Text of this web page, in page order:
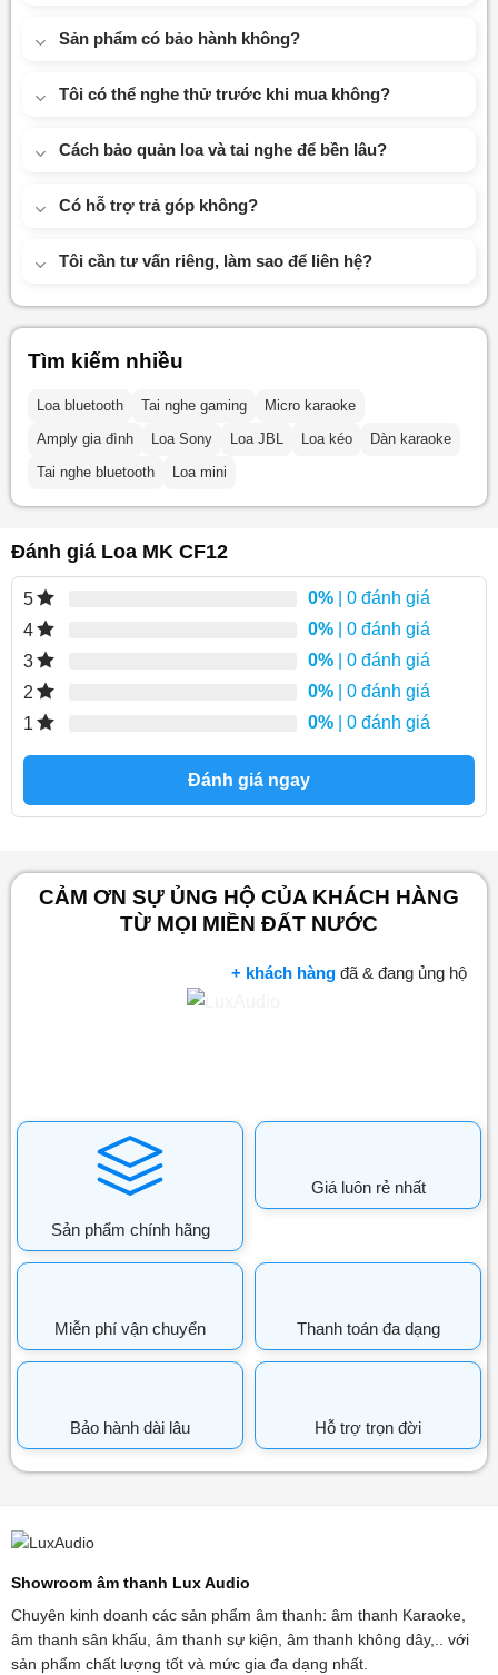
Sản phẩm có bảo hành không?
Tôi có thể nghe thử trước khi mua không?
Cách bảo quản loa và tai nghe để bền lâu?
Có hỗ trợ trả góp không?
Tôi cần tư vấn riêng, làm sao để liên hệ?
Tìm kiếm nhiều
Loa bluetooth Tai nghe gaming
Micro karaoke
Amply gia đình
Loa Sony Loa JBL Loa kéo
Dàn karaoke
Tai nghe bluetooth
Loa mini
Đánh giá Loa MK CF12
5 0% | 0 đánh giá
4
0% | 0 đánh giá
3
0% | 0 đánh giá
2
0% | 0 đánh giá
1
0% | 0 đánh giá
Đánh giá ngay
CẢM ƠN SỰ ỦNG HỘ CỦA KHÁCH HÀNG
TỪ MỌI MIỀN ĐẤT NƯỚC
+ khách hàng đã & đang ủng hộ
Sản phẩm chính hãng
Giá luôn rẻ nhất
Miễn phí vận chuyển Thanh toán đa dạng
Bảo hành dài lâu Hỗ trợ trọn đời
Showroom âm thanh Lux Audio
Chuyên kinh doanh các sản phẩm âm thanh: âm thanh Karaoke,
âm thanh sân khấu, âm thanh sự kiện, âm thanh không dây,.. với
sản phẩm chất lượng tốt và mức gia đa dạng nhất.